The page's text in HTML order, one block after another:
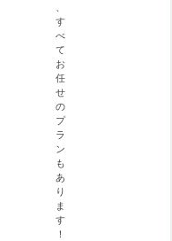
す
べ
て
お
任
せ
の
プ
ラ
ン
も
あ
り
ま
す
！